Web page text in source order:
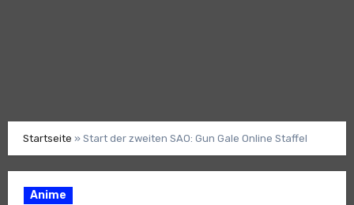
Startseite » Start der zweiten SAO: Gun Gale Online Staffel
Anime